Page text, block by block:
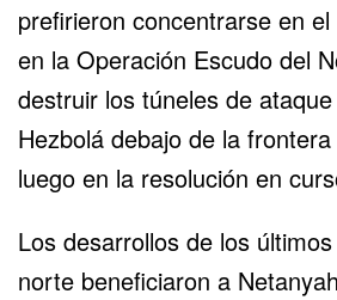
prefirieron concentrarse en
en la Operación Escudo del
destruir los túneles de
Hezbolá debajo de la
luego en la resolución en
Los desarrollos de los
norte beneficiaron a